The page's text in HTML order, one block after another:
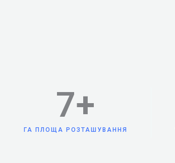
ГА ПЛОЩА РОЗТАШУВАННЯ
7+